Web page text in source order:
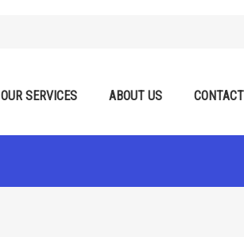
OUR SERVICES ABOUT US